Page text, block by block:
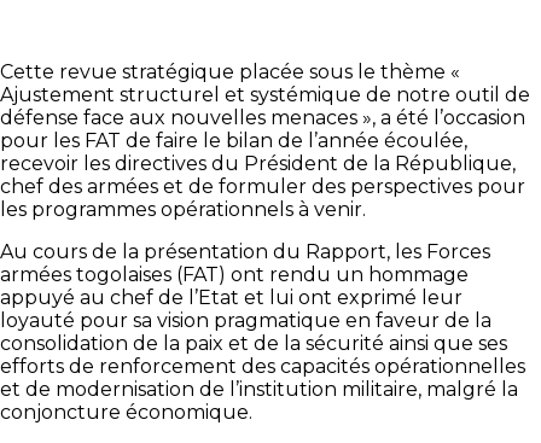
Cette revue stratégique placée sous le thème «
Ajustement structurel et systémique de notre outil de
défense face aux nouvelles menaces », a été l’occasion
pour les FAT de faire le bilan de l’année écoulée,
recevoir les directives du Président de la République,
chef des armées et de formuler des perspectives pour
les programmes opérationnels à venir.
Au cours de la présentation du Rapport, les Forces
armées togolaises (FAT) ont rendu un hommage
appuyé au chef de l’Etat et lui ont exprimé leur
loyauté pour sa vision pragmatique en faveur de la
consolidation de la paix et de la sécurité ainsi que ses
efforts de renforcement des capacités opérationnelles
et de modernisation de l’institution militaire, malgré la
conjoncture économique.